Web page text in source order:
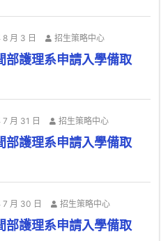
月 3 日 招生策略中心
部護理系申請入學備取
月 31 日 招生策略中心
部護理系申請入學備取
7 月 30 日 招生策略中心
部護理系申請入學備取